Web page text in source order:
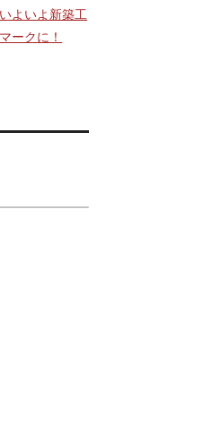
よいよ新築工
ークに！